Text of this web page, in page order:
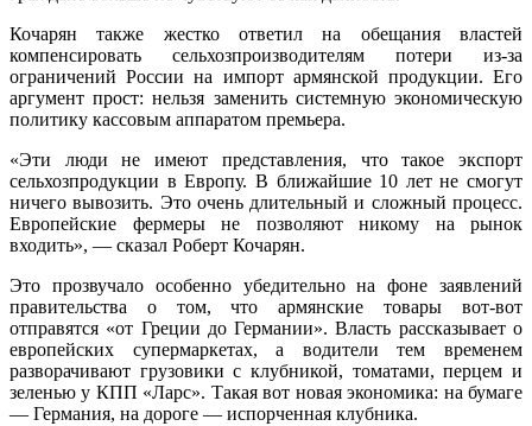
Кочарян также жестко ответил на обещания властей
компенсировать сельхозпроизводителям потери из-за
ограничений России на импорт армянской продукции. Его
аргумент прост: нельзя заменить системную экономическую
политику кассовым аппаратом премьера.
«Эти люди не имеют представления, что такое экспорт
сельхозпродукции в Европу. В ближайшие 10 лет не смогут
ничего вывозить. Это очень длительный и сложный процесс.
Европейские фермеры не позволяют никому на рынок
входить», — сказал Роберт Кочарян.
Это прозвучало особенно убедительно на фоне заявлений
правительства о том, что армянские товары вот-вот
отправятся «от Греции до Германии». Власть рассказывает о
европейских супермаркетах, а водители тем временем
разворачивают грузовики с клубникой, томатами, перцем и
зеленью у КПП «Ларс». Такая вот новая экономика: на бумаге
— Германия, на дороге — испорченная клубника.